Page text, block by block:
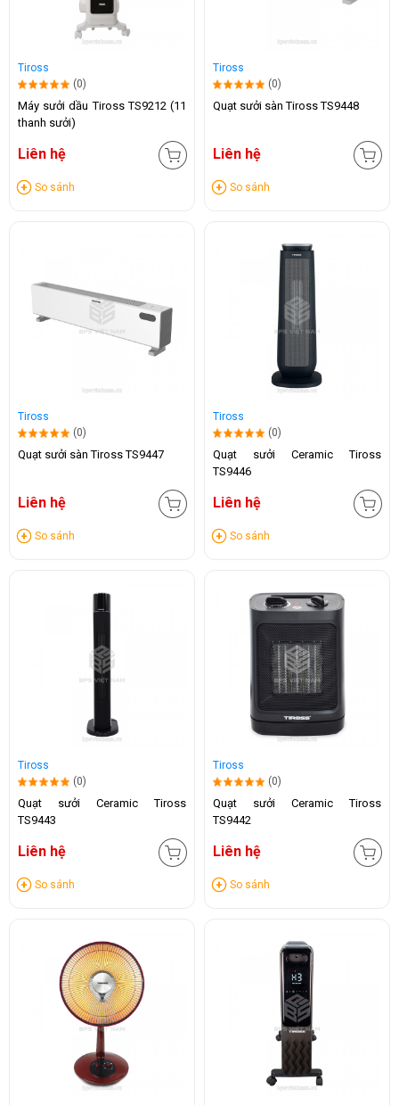
Tiross
(0)
Máy sưởi dầu Tiross TS9212 (11
thanh sưởi)
Liên hệ
So sánh
Tiross
(0)
Quạt sưởi sàn Tiross TS9448
Liên hệ
So sánh
Tiross
(0)
Quạt sưởi sàn Tiross TS9447
Liên hệ
So sánh
Tiross
(0)
Quạt sưởi Ceramic Tiross
TS9446
Liên hệ
So sánh
Tiross
(0)
Quạt sưởi Ceramic Tiross
TS9443
Liên hệ
So sánh
Tiross
(0)
Quạt sưởi Ceramic Tiross
TS9442
Liên hệ
So sánh